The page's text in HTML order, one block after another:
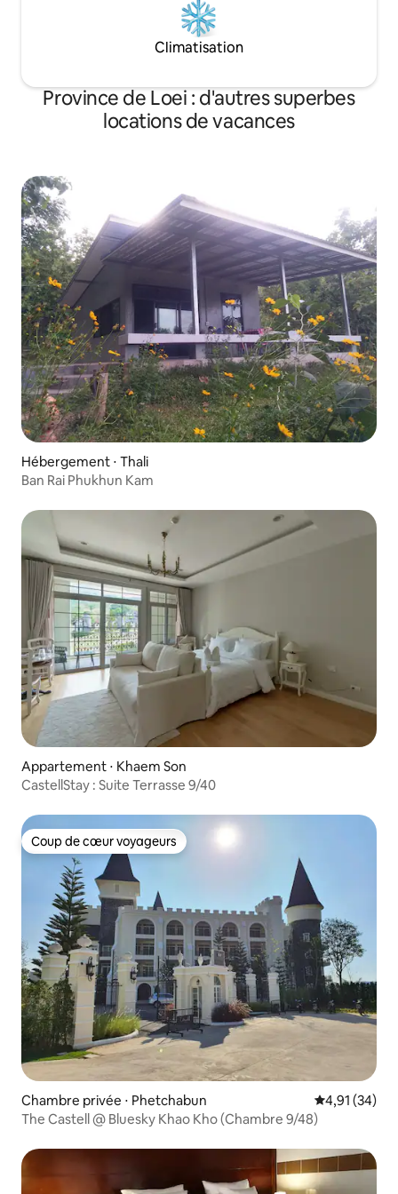
Climatisation
Province de Loei : d'autres superbes
locations de vacances
Hébergement ⋅ Thali
Ban Rai Phukhun Kam
Appartement ⋅ Khaem Son
CastellStay : Suite Terrasse 9/40
Coup de cœur voyageurs
Coup de cœur voyageurs
Chambre privée ⋅ Phetchabun Évaluation
4,91 (34)
The Castell @ Bluesky Khao Kho (Chambre 9/48)